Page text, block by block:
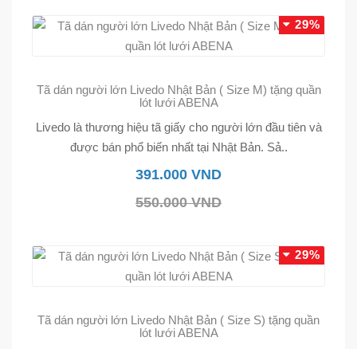
29%
Tã dán người lớn Livedo Nhật Bản ( Size M) tặng quần
lót lưới ABENA
Livedo là thương hiệu tã giấy cho người lớn đầu tiên và
được bán phổ biến nhất tại Nhật Bản. Sả..
391.000 VND
550.000 VND
29%
Tã dán người lớn Livedo Nhật Bản ( Size S) tặng quần
lót lưới ABENA